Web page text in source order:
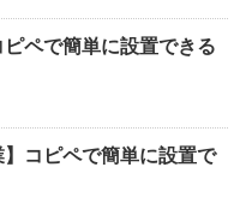
ピペで簡単に設置できる
】コピペで簡単に設置で